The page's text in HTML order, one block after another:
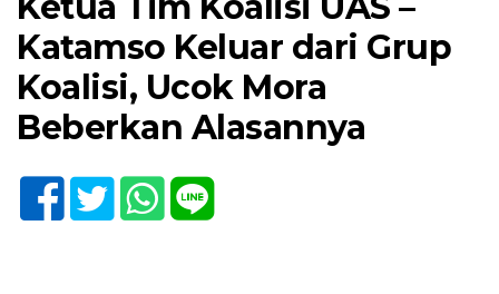
Katamso Keluar dari Grup
Koalisi, Ucok Mora
Beberkan Alasannya